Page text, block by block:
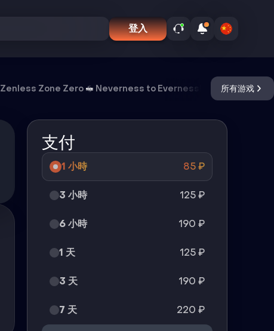
登入
Zenless Zone Zero Neverness to Everness Meccha所有游戏
支付
1 小時 85₽
3 小時 125₽
6 小時 190 ₽
1 天 125₽
3 天 190 ₽
7 天 220 ₽